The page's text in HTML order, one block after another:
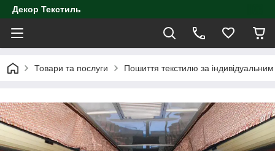
Декор Текстиль
Товари та послуги Пошиття текстилю за